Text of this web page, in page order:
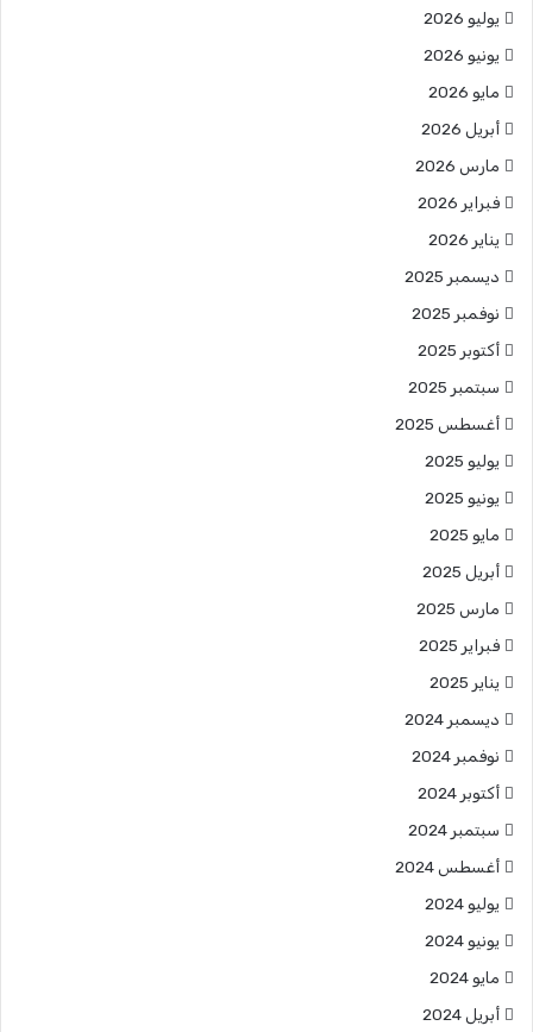
يوليو 2026
يونيو 2026
مايو 2026
أبريل 2026
مارس 2026
فبراير 2026
يناير 2026
ديسمبر 2025
نوفمبر 2025
أكتوبر 2025
سبتمبر 2025
أغسطس 2025
يوليو 2025
يونيو 2025
مايو 2025
أبريل 2025
مارس 2025
فبراير 2025
يناير 2025
ديسمبر 2024
نوفمبر 2024
أكتوبر 2024
سبتمبر 2024
أغسطس 2024
يوليو 2024
يونيو 2024
مايو 2024
أبريل 2024